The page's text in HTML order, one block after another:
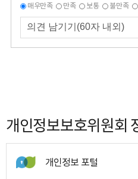
매우만족 만족 보통 불만족
개인정보보호위원회
개인정보 포털